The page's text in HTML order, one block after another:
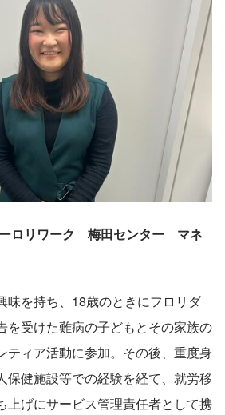
ロリワーク　梅田センター　マネ
味を持ち、18歳のときにフロリダ
を受けた難病の子どもとその家族の
ティア活動に参加。その後、重度身
保健施設等での経験を経て、就労移
上げにサービス管理責任者として携